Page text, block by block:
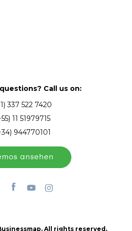
Call us on:
337 522 7420
11 51979715
944770101
ansehen
All rights reserved.